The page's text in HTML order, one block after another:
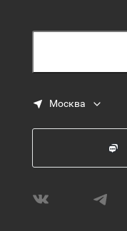
Москва